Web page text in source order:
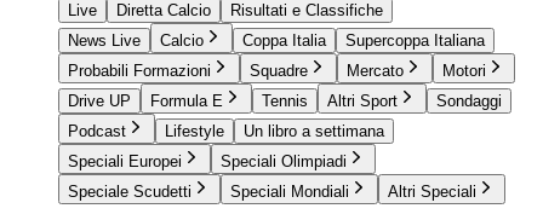
Live
Diretta Calcio
Risultati e Classifiche
News Live
Calcio Coppa Italia
Supercoppa Italiana
Probabili Formazioni
Squadre Mercato
Motori
Drive UP
Formula E Tennis Altri Sport
Sondaggi
Podcast
Lifestyle
Un libro a settimana
Speciali Europei
Speciali Olimpiadi
Speciale Scudetti
Speciali Mondiali Altri Speciali